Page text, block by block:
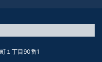
１丁目90番1